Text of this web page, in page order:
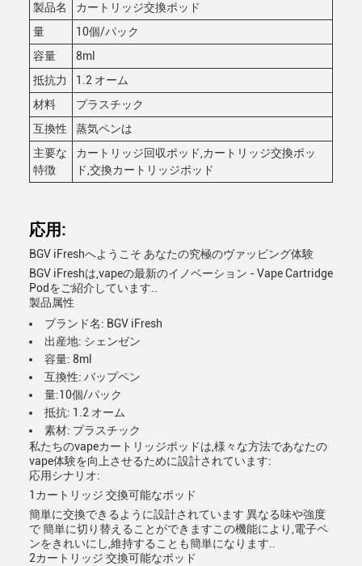
製品名
カートリッジ交換ポッド
量
10個/パック
容量
8ml
抵抗力
1.2 オーム
材料
プラスチック
互換性
蒸気ペンは
主要な
特徴
カートリッジ回収ポッド,カートリッジ交換ポッ
ド,交換カートリッジポッド
応用:
BGV iFreshへようこそ あなたの究極のヴァッピング体験
BGV iFreshは,vapeの最新のイノベーション - Vape Cartridge
Podをご紹介しています..
製品属性
ブランド名: BGV iFresh
出産地: シェンゼン
容量: 8ml
互換性: バップペン
量:10個/パック
抵抗: 1.2 オーム
素材: プラスチック
私たちのvapeカートリッジポッドは,様々な方法であなたの
vape体験を向上させるために設計されています:
応用シナリオ:
1カートリッジ 交換可能なポッド
簡単に交換できるように設計されています 異なる味や強度
で 簡単に切り替えることができますこの機能により,電子ペ
ンをきれいにし,維持することも簡単になります..
2カートリッジ 交換可能なポッド